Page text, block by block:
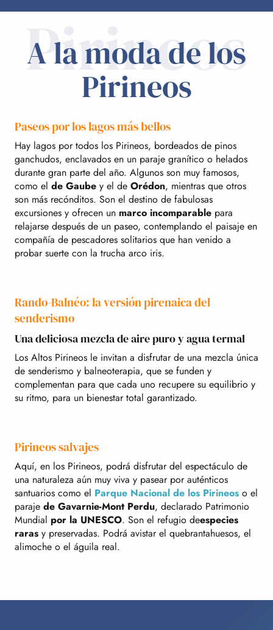
Pirineos
A la moda de los
Pirineos
Paseos por los lagos más bellos
Hay lagos por todos los Pirineos, bordeados de pinos
ganchudos, enclavados en un paraje granítico o helados
durante gran parte del año. Algunos son muy famosos,
como el de Gaube y el de Orédon, mientras que otros
son más recónditos. Son el destino de fabulosas
excursiones y ofrecen un marco incomparable para
relajarse después de un paseo, contemplando el paisaje en
compañía de pescadores solitarios que han venido a
probar suerte con la trucha arco iris.
Rando-Balnéo: la versión pirenaica del
senderismo
Una deliciosa mezcla de aire puro y agua termal
Los Altos Pirineos le invitan a disfrutar de una mezcla única
de senderismo y balneoterapia, que se funden y
complementan para que cada uno recupere su equilibrio y
su ritmo, para un bienestar total garantizado.
Pirineos salvajes
Aquí, en los Pirineos, podrá disfrutar del espectáculo de
una naturaleza aún muy viva y pasear por auténticos
santuarios como el Parque Nacional de los Pirineos o el
paraje de Gavarnie-Mont Perdu, declarado Patrimonio
Mundial por la UNESCO. Son el refugio deespecies
raras y preservadas. Podrá avistar el quebrantahuesos, el
alimoche o el águila real.